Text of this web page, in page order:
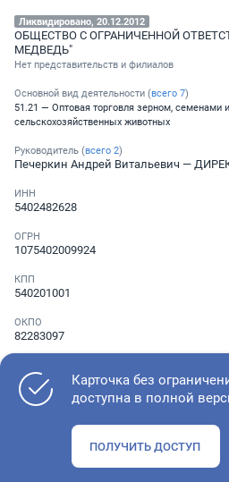
Ликвидировано, 20.12.2012
ОБЩЕСТВО С ОГРАНИЧЕННОЙ
МЕДВЕДЬ"
Нет представительств и филиалов
Основной вид деятельности (всего 7)
51.21 — Оптовая торговля зерном, семенами
сельскохозяйственных животных
Руководитель (всего 2)
Печеркин Андрей Витальевич —
ИНН
5402482628
ОГРН
1075402009924
КПП
540201001
ОКПО
82283097
Не указан
Как оценить состояние компании
Карточка без
доступна в полной
ПОЛУЧИТЬ ДОСТУП